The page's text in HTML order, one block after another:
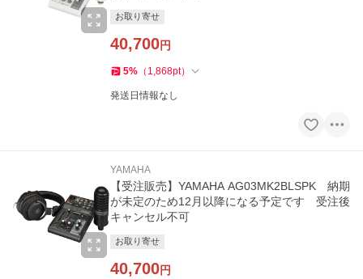
お取り寄せ
40,700円
5% （ 1,868pt）
発送日情報なし
YAMAHA
【受注販売】YAMAHA AG03MK2BLSPK 納期
が未定のため12月以降になる予定です 受注後
キャンセル不可
お取り寄せ
40,700円